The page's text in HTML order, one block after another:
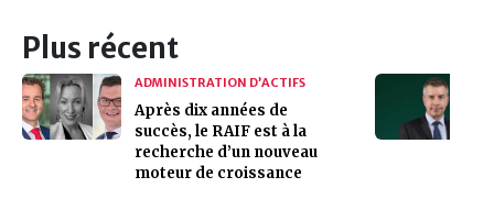
Plus récent
ADMINISTRATION D’ACTIFS
Après dix années de
succès, le RAIF est à la
recherche d’un nouveau
moteur de croissance